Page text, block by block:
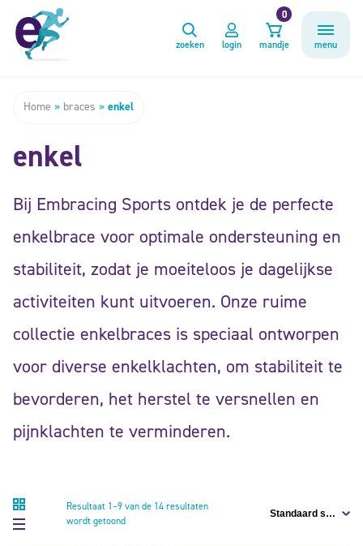
zoeken login mandje
0
menu
Home » braces » enkel
enkel
Bij Embracing Sports ontdek je de perfecte
enkelbrace voor optimale ondersteuning en
stabiliteit, zodat je moeiteloos je dagelijkse
activiteiten kunt uitvoeren. Onze ruime
collectie enkelbraces is speciaal ontworpen
voor diverse enkelklachten, om stabiliteit te
bevorderen, het herstel te versnellen en
pijnklachten te verminderen.
Resultaat 1–9 van de 14 resultaten
wordt getoond